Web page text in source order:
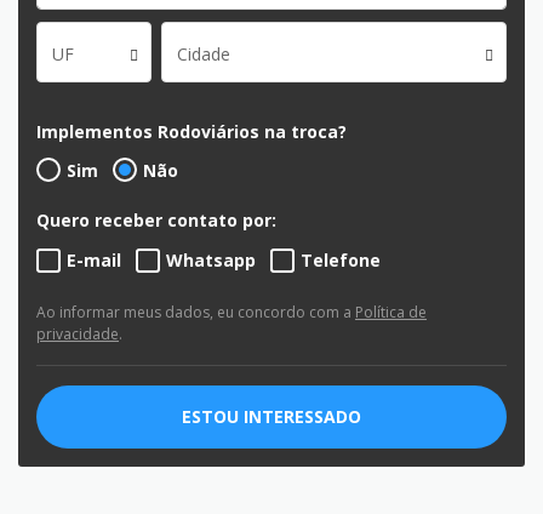
UF Cidade
Implementos Rodoviários na troca?
Sim
Não
Quero receber contato por:
E-mail
Whatsapp Telefone
Ao informar meus dados, eu concordo com a Política de
privacidade.
ESTOU INTERESSADO